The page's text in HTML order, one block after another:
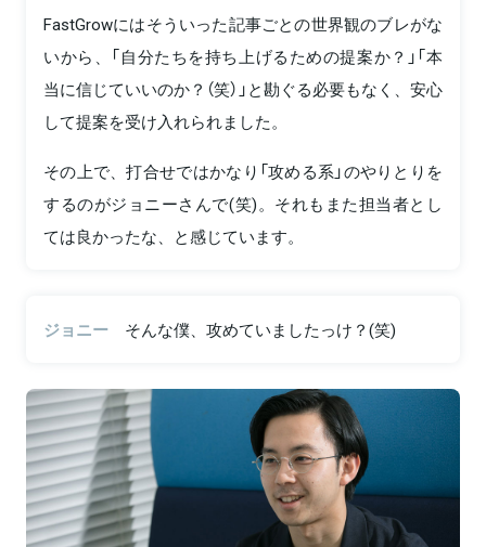
FastGrowにはそういった記事ごとの世界観のブレがな
いから、「自分たちを持ち上げるための提案か？」「本
当に信じていいのか？（笑）」と勘ぐる必要もなく、安心
して提案を受け入れられました。
その上で、打合せではかなり「攻める系」のやりとりを
するのがジョニーさんで(笑)。それもまた担当者とし
ては良かったな、と感じています。
ジョニー そんな僕、攻めていましたっけ？(笑)